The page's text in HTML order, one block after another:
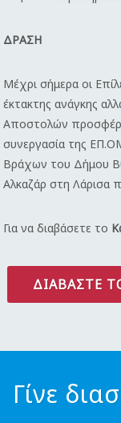
ΔΡΑΣΗ
Μέχρι σήμερα οι
έκτακτης ανάγκης
Αποστολών
συνεργασία της
Βράχων του Δήμου
Αλκαζάρ στη Λάρισα
Για να διαβάσετε το
ΔΙΑΒΆΣΤΕ
Γίνε